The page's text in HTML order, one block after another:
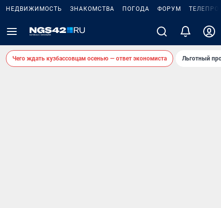
НЕДВИЖИМОСТЬ ЗНАКОМСТВА ПОГОДА ФОРУМ
Чего ждать кузбассовцам осенью — ответ экономиста Льготный